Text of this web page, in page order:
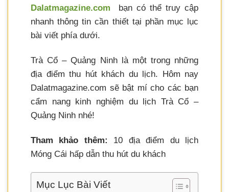
Dalatmagazine.com
bạn có thể truy cập
nhanh thông tin cần thiết tại phần mục lục
bài viết phía dưới.
Trà Cổ – Quảng Ninh là một trong những
địa điểm thu hút khách du lịch. Hôm nay
Dalatmagazine.com sẽ bật mí cho các bạn
cẩm nang kinh nghiệm du lịch Trà Cổ –
Quảng Ninh nhé!
Tham khảo thêm: 10 địa điểm du lịch
Móng Cái hấp dẫn thu hút du khách
Mục Lục Bài Viết